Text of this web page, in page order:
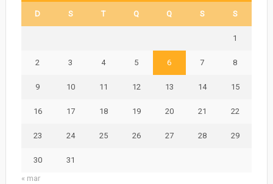
D S T Q Q S S
1
2 3 4 5 6 7 8
9 10 11 12 13 14 15
16 17 18 19 20 21 22
23 24 25 26 27 28 29
30
31
« mar